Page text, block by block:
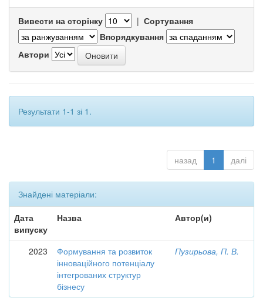
Вивести на сторінку | Сортування
Впорядкування
Автори
Результати 1-1 зі 1.
назад 1 далі
Знайдені матеріали:
Дата
випуску
Назва Автор(и)
2023
Формування та розвиток
інноваційного потенціалу
інтегрованих структур
бізнесу
Пузирьова, П. В.